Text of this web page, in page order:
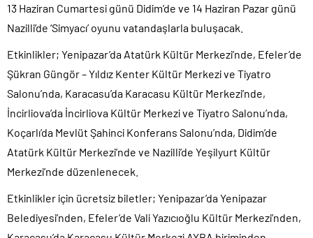
13 Haziran Cumartesi günü Didim’de ve 14 Haziran Pazar günü
Nazilli’de ‘Simyacı’ oyunu vatandaşlarla buluşacak.
Etkinlikler; Yenipazar’da Atatürk Kültür Merkezi’nde, Efeler’de
Şükran Güngör – Yıldız Kenter Kültür Merkezi ve Tiyatro
Salonu’nda, Karacasu’da Karacasu Kültür Merkezi’nde,
İncirliova’da İncirliova Kültür Merkezi ve Tiyatro Salonu’nda,
Koçarlı’da Mevlüt Şahinci Konferans Salonu’nda, Didim’de
Atatürk Kültür Merkezi’nde ve Nazilli’de Yeşilyurt Kültür
Merkezi’nde düzenlenecek.
Etkinlikler için ücretsiz biletler; Yenipazar’da Yenipazar
Belediyesi’nden, Efeler’de Vali Yazıcıoğlu Kültür Merkezi’nden,